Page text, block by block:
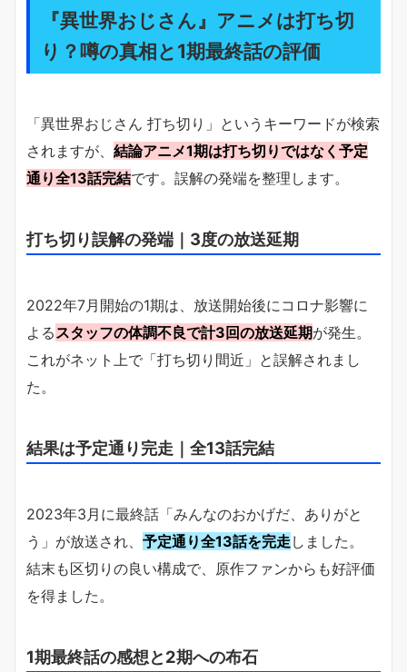
『異世界おじさん』アニメは打ち切
り？噂の真相と1期最終話の評価
「異世界おじさん 打ち切り」というキーワードが検索
されますが、 結論アニメ1期は打ち切りではなく予定
通り全13話完結です。誤解の発端を整理します。
打ち切り誤解の発端｜3度の放送延期
2022年7月開始の1期は、放送開始後にコロナ影響に
よるスタッフの体調不良で計3回の放送延期が発生。
これがネット上で「打ち切り間近」と誤解されまし
た。
結果は予定通り完走｜全13話完結
2023年3月に最終話「みんなのおかげだ、ありがと
う」が放送され、 予定通り全13話を完走しました。
結末も区切りの良い構成で、原作ファンからも好評価
を得ました。
1期最終話の感想と2期への布石